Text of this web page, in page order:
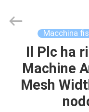
CASA
PRODOTTI
Mesh
Products
Macchina
Il Plc ha
Machine
Mesh